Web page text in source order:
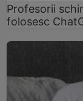
Profesorii
folosesc